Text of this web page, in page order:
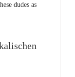
dudes as